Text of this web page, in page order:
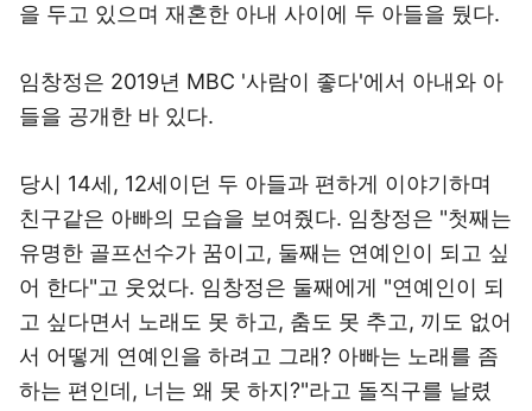
을 두고 있으며 재혼한 아내 사이에 두 아들을 뒀다.
임창정은 2019년 MBC '사람이 좋다'에서 아내와 아
들을 공개한 바 있다.
당시 14세, 12세이던 두 아들과 편하게 이야기하며
친구같은 아빠의 모습을 보여줬다. 임창정은 "첫째는
유명한 골프선수가 꿈이고, 둘째는 연예인이 되고 싶
어 한다"고 웃었다. 임창정은 둘째에게 "연예인이 되
고 싶다면서 노래도 못 하고, 춤도 못 추고, 끼도 없어
서 어떻게 연예인을 하려고 그래? 아빠는 노래를 좀
하는 편인데, 너는 왜 못 하지?"라고 돌직구를 날렸